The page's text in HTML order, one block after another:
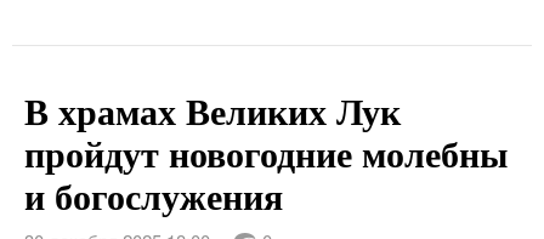
В храмах Великих Лук
пройдут новогодние молебны
и богослужения